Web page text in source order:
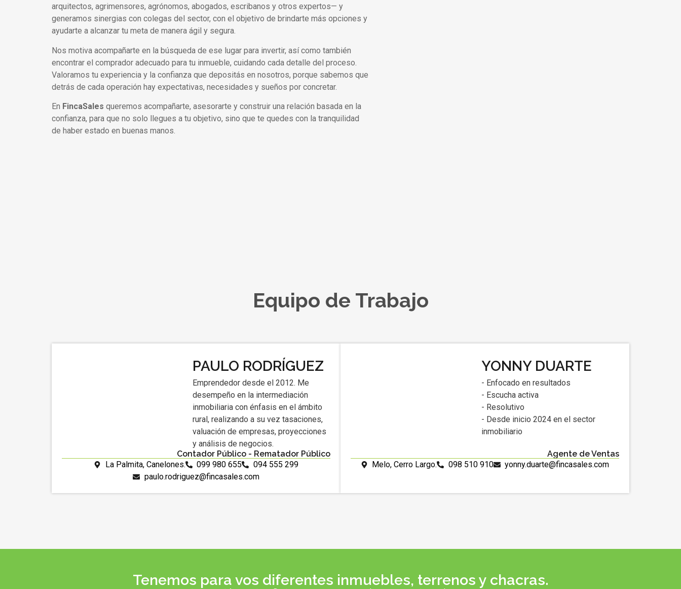
arquitectos, agrimensores, agrónomos, abogados, escribanos y otros expertos— y
generamos sinergias con colegas del sector, con el objetivo de brindarte más opciones y
ayudarte a alcanzar tu meta de manera ágil y segura.
Nos motiva acompañarte en la búsqueda de ese lugar para invertir, así como también
encontrar el comprador adecuado para tu inmueble, cuidando cada detalle del proceso.
Valoramos tu experiencia y la confianza que depositás en nosotros, porque sabemos que
detrás de cada operación hay expectativas, necesidades y sueños por concretar.
En FincaSales queremos acompañarte, asesorarte y construir una relación basada en la
confianza, para que no solo llegues a tu objetivo, sino que te quedes con la tranquilidad
de haber estado en buenas manos.
Equipo de Trabajo
PAULO RODRÍGUEZ
Emprendedor desde el 2012. Me
desempeño en la intermediación
inmobiliaria con énfasis en el ámbito
rural, realizando a su vez tasaciones,
valuación de empresas, proyecciones
y análisis de negocios.
Contador Público - Rematador Público
La Palmita, Canelones.
099 980 655
094 555 299
paulo.rodriguez@fincasales.com
YONNY DUARTE
- Enfocado en resultados
- Escucha activa
- Resolutivo
- Desde inicio 2024 en el sector
inmobiliario
Agente de Ventas
Melo, Cerro Largo.
098 510 910 yonny.duarte@fincasales.com
Tenemos para vos diferentes inmuebles, terrenos y chacras.